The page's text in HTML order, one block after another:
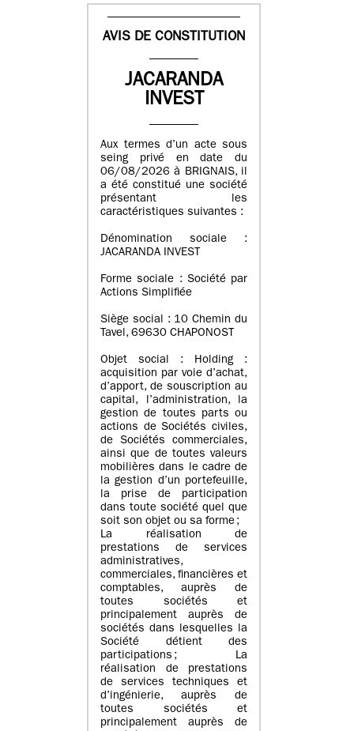
AVIS DE CONSTITUTION
JACARANDA
INVEST
Aux termes d’un acte sous
seing privé en date du
06/08/2026 à BRIGNAIS, il
a été constitué une société
présentant les
caractéristiques suivantes :
Dénomination sociale :
JACARANDA INVEST
Forme sociale : Société par
Actions Simplifiée
Siège social : 10 Chemin du
Tavel, 69630 CHAPONOST
Objet social : Holding :
acquisition par voie d’achat,
d’apport, de souscription au
capital, l’administration, la
gestion de toutes parts ou
actions de Sociétés civiles,
de Sociétés commerciales,
ainsi que de toutes valeurs
mobilières dans le cadre de
la gestion d’un portefeuille,
la prise de participation
dans toute société quel que
soit son objet ou sa forme ;
La réalisation de
prestations de services
administratives,
commerciales, financières et
comptables, auprès de
toutes sociétés et
principalement auprès de
sociétés dans lesquelles la
Société détient des
participations ; La
réalisation de prestations
de services techniques et
d’ingénierie, auprès de
toutes sociétés et
principalement auprès de